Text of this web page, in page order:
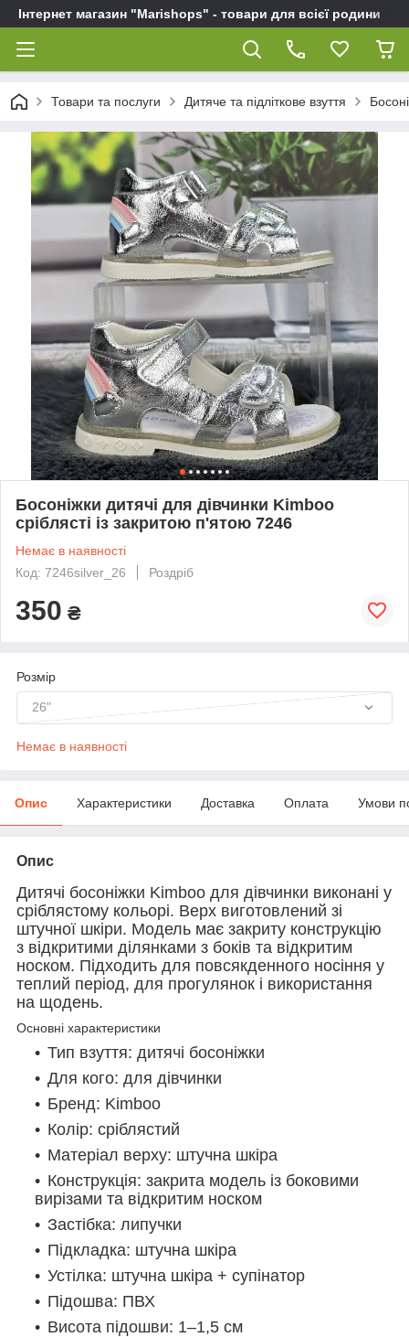
Інтернет магазин "Marishops" - товари для всієї родини
Товари та послуги Дитяче та підліткове взуття
Босоніжки дитячі для дівчинки Kimboo
сріблясті із закритою п'ятою 7246
Немає в наявності
Код: 7246silver_26
Роздріб
350 ₴
Розмір
26"
Немає в наявності
Опис Характеристики Доставка Оплата Умови
Опис
Дитячі босоніжки Kimboo для дівчинки виконані у
сріблястому кольорі. Верх виготовлений зі
штучної шкіри. Модель має закриту конструкцію
з відкритими ділянками з боків та відкритим
носком. Підходить для повсякденного носіння у
теплий період, для прогулянок і використання
на щодень.
Основні характеристики
Тип взуття: дитячі босоніжки
Для кого: для дівчинки
Бренд: Kimboo
Колір: сріблястий
Матеріал верху: штучна шкіра
Конструкція: закрита модель із боковими
вирізами та відкритим носком
Застібка: липучки
Підкладка: штучна шкіра
Устілка: штучна шкіра + супінатор
Підошва: ПВХ
Висота підошви: 1–1,5 см